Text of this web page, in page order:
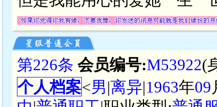
第226条 会员编号:M53922(
个人档案<男|离异|1963年09